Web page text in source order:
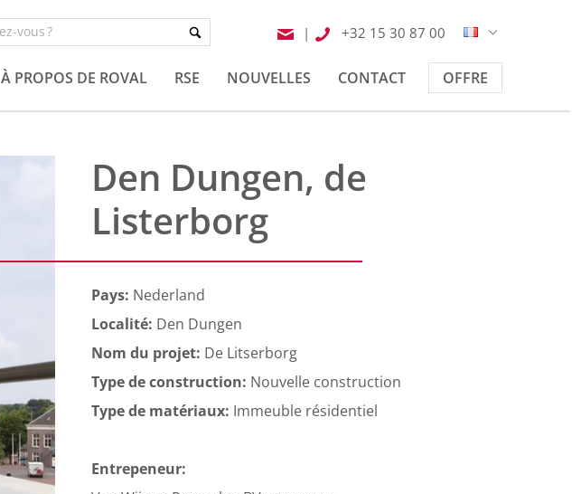
| +32 15 30 87 00
À PROPOS DE ROVAL RSE NOUVELLES CONTACT OFFRE
Den Dungen, de
Listerborg
Pays: Nederland
Localité: Den Dungen
Nom du projet: De Litserborg
Type de construction: Nouvelle construction
Type de matériaux: Immeuble résidentiel
Entrepeneur: